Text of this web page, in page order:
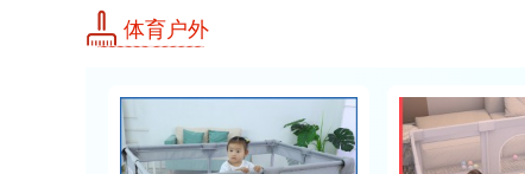
体育户外